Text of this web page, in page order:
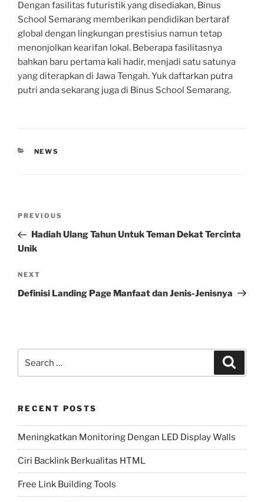
Dengan fasilitas futuristik yang disediakan, Binus
School Semarang memberikan pendidikan bertaraf
global dengan lingkungan prestisius namun tetap
menonjolkan kearifan lokal. Beberapa fasilitasnya
bahkan baru pertama kali hadir, menjadi satu satunya
yang diterapkan di Jawa Tengah. Yuk daftarkan putra
putri anda sekarang juga di Binus School Semarang.
CATEGORIES
NEWS
Previous
Post
PREVIOUS
Hadiah Ulang Tahun Untuk Teman Dekat Tercinta
Unik
Next
Post
NEXT
Definisi Landing Page Manfaat dan Jenis-Jenisnya
for:
RECENT POSTS
Meningkatkan Monitoring Dengan LED Display Walls
Ciri Backlink Berkualitas HTML
Free Link Building Tools